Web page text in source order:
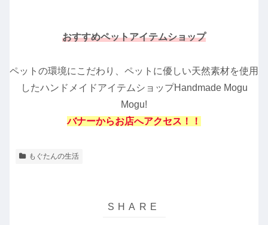
おすすめペットアイテムショップ
ペットの環境にこだわり、ペットに優しい天然素材を使用
したハンドメイドアイテムショップHandmade Mogu
Mogu!
バナーからお店へアクセス！！
もぐたんの生活